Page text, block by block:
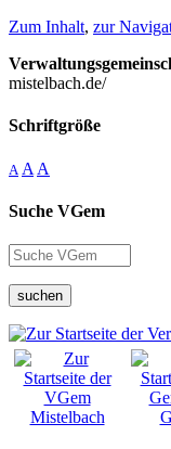
Zum Inhalt, zur
mistelbach.de/
Schriftgröße
A A A
Suche VGem
suchen